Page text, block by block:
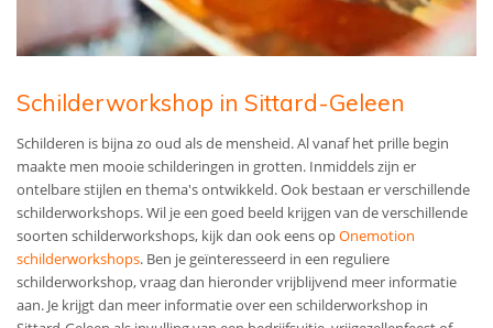
Schilderworkshop in Sittard-Geleen
Schilderen is bijna zo oud als de mensheid. Al vanaf het prille begin
maakte men mooie schilderingen in grotten. Inmiddels zijn er
ontelbare stijlen en thema's ontwikkeld. Ook bestaan er verschillende
schilderworkshops. Wil je een goed beeld krijgen van de verschillende
soorten schilderworkshops, kijk dan ook eens opOnemotion
schilderworkshops. Ben je geïnteresseerd in een reguliere
schilderworkshop, vraag dan hieronder vrijblijvend meer informatie
aan. Je krijgt dan meer informatie over een schilderworkshop in